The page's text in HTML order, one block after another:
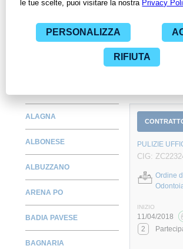
per avere l'opportunità di conoscere e consultare
affidamenti diretti.
ALAGNA
ALBONESE
ALBUZZANO
ARENA PO
BADIA PAVESE
BAGNARIA
PULIZIE
CIG:
Ordine
INIZIO
11/04/2018
2